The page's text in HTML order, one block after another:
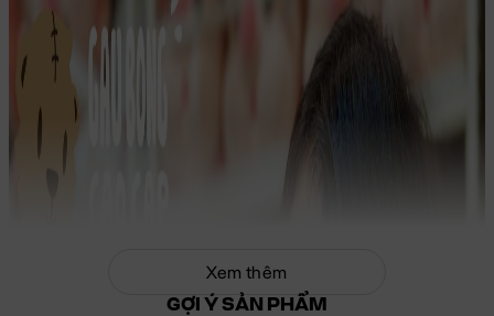
Xem thêm
GỢI Ý SẢN PHẨM